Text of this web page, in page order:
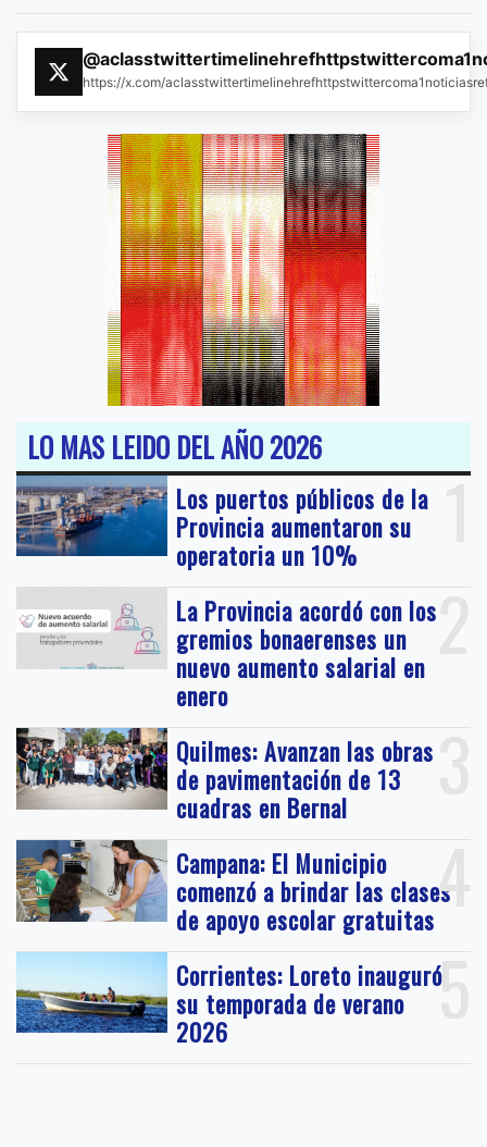
https://x.com/
LO MAS LEIDO DEL AÑO 2026
1
Los puertos públicos de la
Provincia aumentaron su
operatoria un 10%
2
La Provincia acordó con los
gremios bonaerenses un
nuevo aumento salarial en
enero
3
Quilmes: Avanzan las obras
de pavimentación de 13
cuadras en Bernal
4
Campana: El Municipio
comenzó a brindar las clases
de apoyo escolar gratuitas
5
Corrientes: Loreto inauguró
su temporada de verano
2026